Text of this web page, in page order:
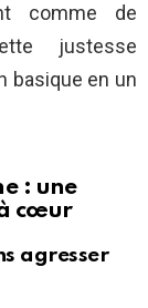
comme de
justesse
basique en un
: une
cœur
agresser